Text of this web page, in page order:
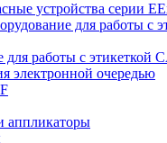
устройства серии
для работы с
для работы с этикеткой
электронной очередью
аппликаторы